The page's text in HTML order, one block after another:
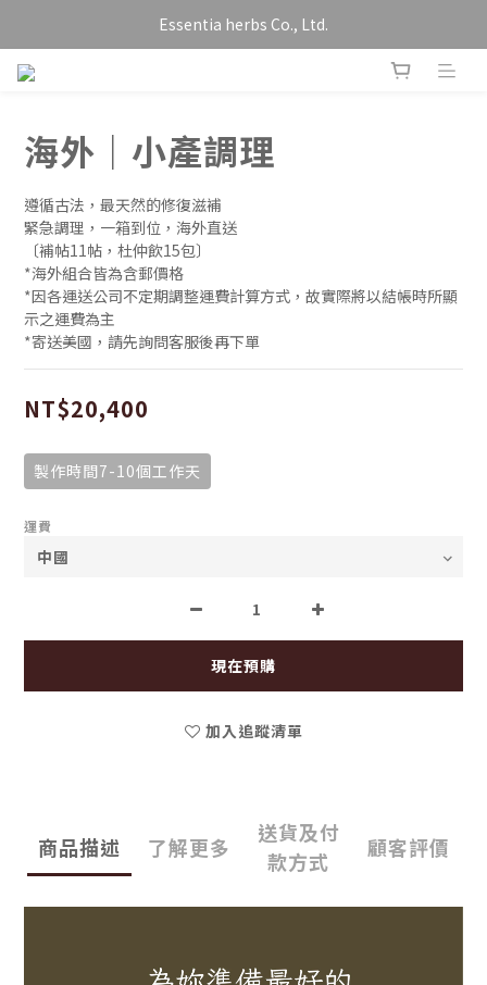
Essentia herbs Co., Ltd.
海外｜小產調理
遵循古法，最天然的修復滋補
緊急調理，一箱到位，海外直送
〔補帖11帖，杜仲飲15包〕
*海外組合皆為含郵價格
*因各運送公司不定期調整運費計算方式，故實際將以結帳時所顯
示之運費為主
*寄送美國，請先詢問客服後再下單
NT$20,400
製作時間7-10個工作天
運費
現在預購
加入追蹤清單
商品描述 了解更多
送貨及付
款方式
顧客評價